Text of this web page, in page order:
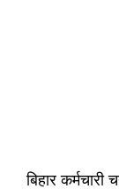
बिहार